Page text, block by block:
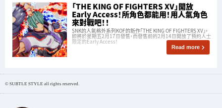
「THE KING OF FIGHTERS XV」開放
Early Access！所角色都能用！用人氣角色
來對戰吧！！
SNK的人氣格外系列KOF的新作「THE KING OF FIGHTERS XV」，
即將於星期五2月17日發售，而發售前的2月14日開放了預約人士
限定的Early Access！
Read more
© SUBTLE STYLE all rights reserved.